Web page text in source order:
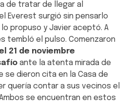
de tratar de llegar al
Everest surgió sin pensarlo
propuso y Javier aceptó. A
tembló el pulso. Comenzaron
21 de noviembre
ante la atenta mirada de
se dieron cita en la Casa de
quería contar a sus vecinos el
se encuentran en estos